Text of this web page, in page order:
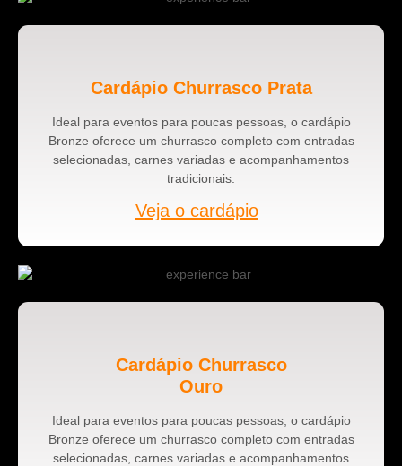
Cardápio Churrasco Prata
Ideal para eventos para poucas pessoas, o cardápio
Bronze oferece um churrasco completo com entradas
selecionadas, carnes variadas e acompanhamentos
tradicionais.
Veja o cardápio
Cardápio Churrasco
Ouro
Ideal para eventos para poucas pessoas, o cardápio
Bronze oferece um churrasco completo com entradas
selecionadas, carnes variadas e acompanhamentos